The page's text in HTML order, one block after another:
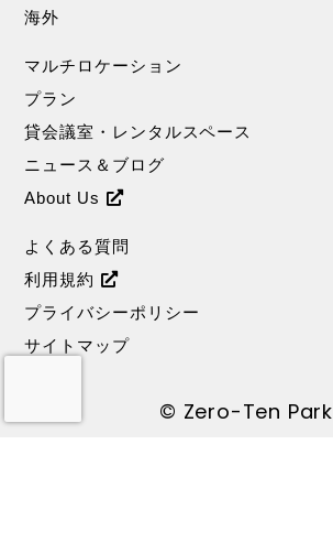
海外
マルチロケーション
プラン
貸会議室・レンタルスペース
ニュース＆ブログ
About Us
よくある質問
利用規約
プライバシーポリシー
サイトマップ
© Zero-Ten Park